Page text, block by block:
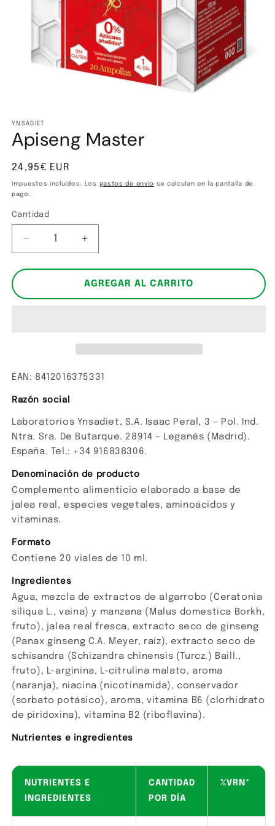
multimedia
en
ventana
modal
YNSADIET
Apiseng Master
Precio
habitual
24,95€ EUR
Impuestos incluidos. Los gastos de envío se calculan en la pantalla de
pago.
Cantidad
Cantidad
Reducir
cantidad
para
Master
Aumentar
cantidad
para
Apiseng
Master
AGREGAR AL CARRITO
EAN: 8412016375331
Razón social
Laboratorios Ynsadiet, S.A. Isaac Peral, 3 – Pol. Ind.
Ntra. Sra. De Butarque. 28914 – Leganés (Madrid).
España. Tel.: +34 916838306.
Denominación de producto
Complemento alimenticio elaborado a base de
jalea real, especies vegetales, aminoácidos y
vitaminas.
Formato
Contiene 20 viales de 10 ml.
Ingredientes
Agua, mezcla de extractos de algarrobo (Ceratonia
siliqua L., vaina) y manzana (Malus domestica Borkh,
fruto), jalea real fresca, extracto seco de ginseng
(Panax ginseng C.A. Meyer, raíz), extracto seco de
schisandra (Schizandra chinensis (Turcz.) Baill.,
fruto), L-arginina, L-citrulina malato, aroma
(naranja), niacina (nicotinamida), conservador
(sorbato potásico), aroma, vitamina B6 (clorhidrato
de piridoxina), vitamina B2 (riboflavina).
Nutrientes e ingredientes
NUTRIENTES E
INGREDIENTES
CANTIDAD
POR DÍA
%VRN*